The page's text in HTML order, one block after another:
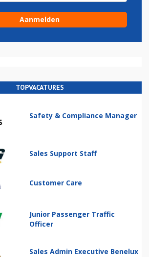
TOPVACATURES
Safety & Compliance Manager
Sales Support Staff
Customer Care
Junior Passenger Traffic
Officer
Sales Admin Executive Benelux